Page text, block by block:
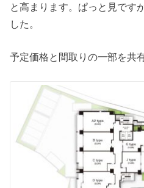
と高まります。ぱっと見です
した。
予定価格と間取りの一部を共